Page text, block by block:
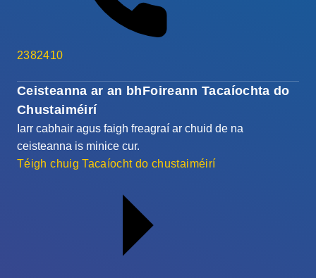
Ceisteanna ar an bhFoireann Tacaíochta do
Chustaiméirí
Iarr cabhair agus faigh freagraí ar chuid de na
ceisteanna is minice cur.
Téigh chuig Tacaíocht do chustaiméirí
2382410